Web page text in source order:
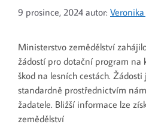
9 prosince, 2024 autor: Veronika
Ministerstvo zemědělství
žádostí pro dotační program na
škod na lesních cestách.
standardně prostřednictvím
žadatele. Bližší informace lze
zemědělství